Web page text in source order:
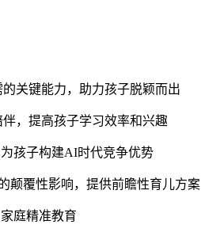
关键能力，助力孩子脱颖而出
，提高孩子学习效率和兴趣
孩子构建AI时代竞争优势
颠覆性影响，提供前瞻性育儿方案
庭精准教育